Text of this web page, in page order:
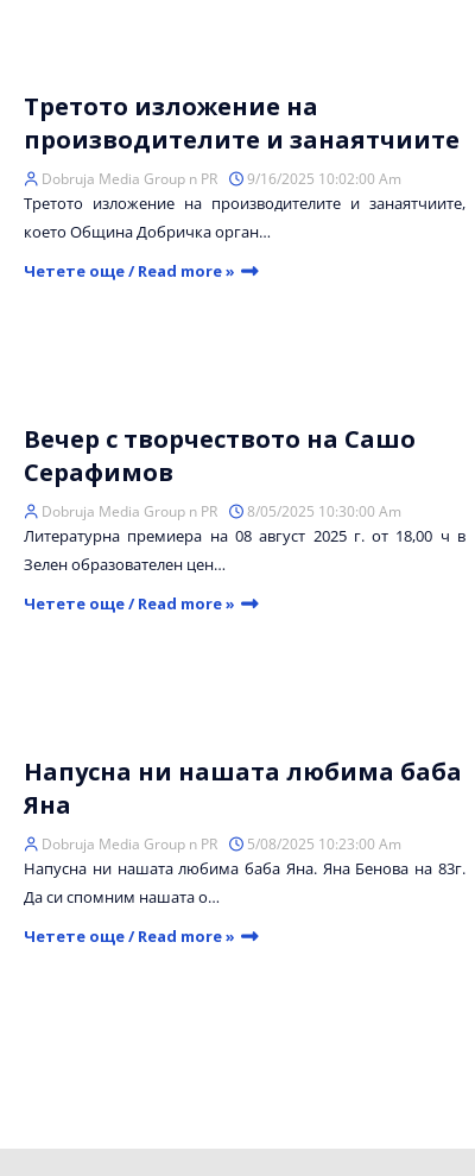
Третото изложение на
производителите и занаятчиите
Dobruja Media Group n PR 9/16/2025 10:02:00 Am
Третото изложение на производителите и занаятчиите,
което Община Добричка орган…
Четете още / Read more »
Вечер с творчеството на Сашо
Серафимов
Dobruja Media Group n PR 8/05/2025 10:30:00 Am
Литературна премиера на 08 август 2025 г. от 18,00 ч в
Зелен образователен цен…
Четете още / Read more »
Напусна ни нашата любима баба
Яна
Dobruja Media Group n PR 5/08/2025 10:23:00 Am
Напусна ни нашата любима баба Яна. Яна Бенова на 83г.
Да си спомним нашата о…
Четете още / Read more »